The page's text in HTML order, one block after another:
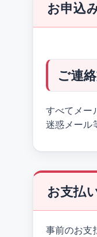
お申込
ご連
すべてメー
迷惑メール
お支払
事前のお支